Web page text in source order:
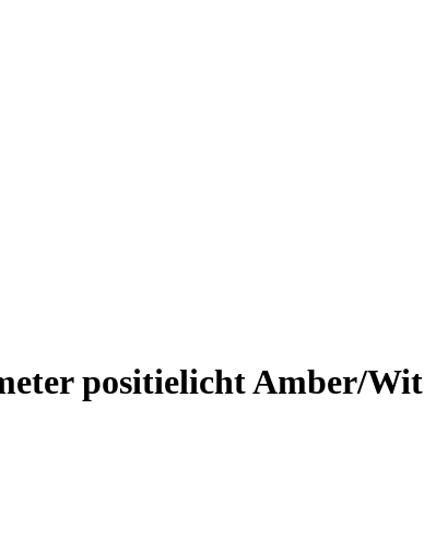
positielicht Amber/Wit